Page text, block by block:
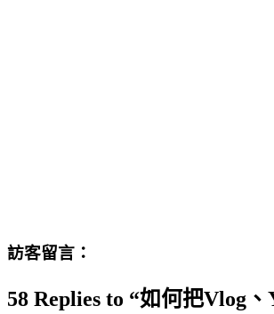
訪客留言：
58 Replies to “如何把Vlog、